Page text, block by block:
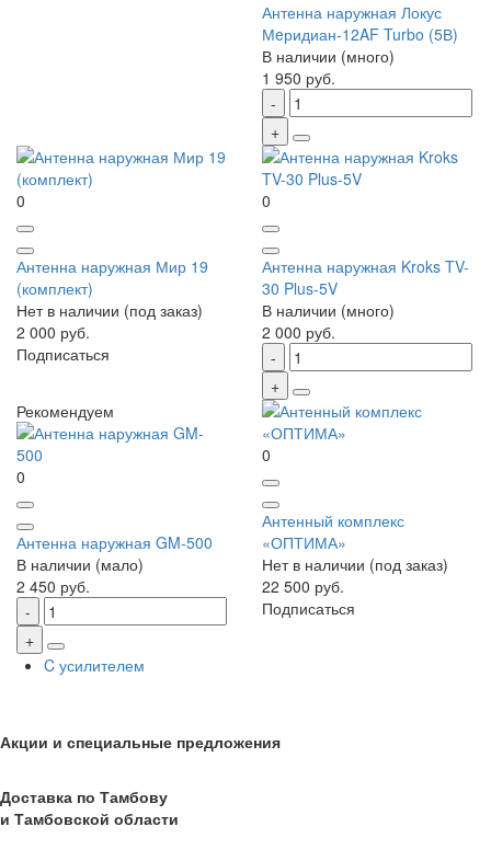
Антенна наружная Локус
Мeридиан-12AF Turbo (5В)
В наличии (много)
1 950 руб.
0
Антенна наружная Мир 19
(комплект)
Нет в наличии (под заказ)
2 000 руб.
Подписаться
0
Антенна наружная Kroks TV-
30 Plus-5V
В наличии (много)
2 000 руб.
Рекомендуем
0
Антенна наружная GM-500
В наличии (мало)
2 450 руб.
0
Антенный комплекс
«ОПТИМА»
Нет в наличии (под заказ)
22 500 руб.
Подписаться
C усилителем
Акции и специальные предложения
Доставка по Тамбову
и Тамбовской области